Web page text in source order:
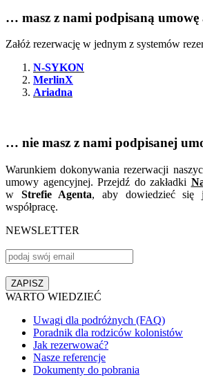
… masz z nami podpisaną umowę
Załóż rezerwację w jednym z systemów
N-SYKON
MerlinX
Ariadna
… nie masz z nami podpisanej
Warunkiem dokonywania rezerwacji
umowy agencyjnej. Przejdź do zakładki
w Strefie Agenta, aby dowiedzieć się
współpracę.
NEWSLETTER
WARTO WIEDZIEĆ
Uwagi dla podróżnych (FAQ)
Poradnik dla rodziców kolonistów
Jak rezerwować?
Nasze referencje
Dokumenty do pobrania